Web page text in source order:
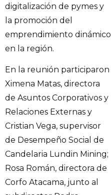
digitalización de pymes y
la promoción del
emprendimiento dinámico
en la región.
En la reunión participaron
Ximena Matas, directora
de Asuntos Corporativos y
Relaciones Externas y
Cristian Vega, supervisor
de Desempeño Social de
Candelaria Lundin Mining;
Rosa Román, directora de
Corfo Atacama, junto al